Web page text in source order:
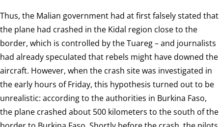
Thus, the Malian government had at first falsely stated that
the plane had crashed in the Kidal region close to the
border, which is controlled by the Tuareg – and journalists
had already speculated that rebels might have downed the
aircraft. However, when the crash site was investigated in
the early hours of Friday, this hypothesis turned out to be
unrealistic: according to the authorities in Burkina Faso,
the plane crashed about 500 kilometers to the south of the